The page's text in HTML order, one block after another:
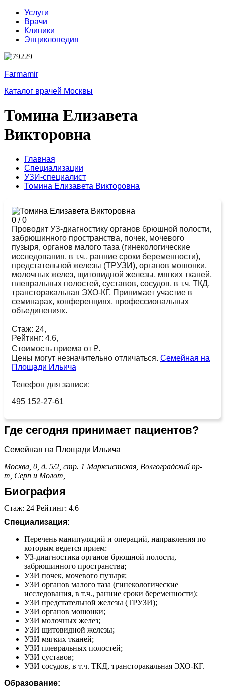
Услуги
Врачи
Клиники
Энциклопедия
Farmamir
Каталог врачей Москвы
Томина Елизавета
Викторовна
Главная
Специализации
УЗИ-специалист
Томина Елизавета Викторовна
0 /0
Проводит УЗ-диагностику органов брюшной полости,
забрюшинного пространства, почек, мочевого
пузыря, органов малого таза (гинекологические
исследования, в т.ч., ранние сроки беременности),
предстательной железы (ТРУЗИ), органов мошонки,
молочных желез, щитовидной железы, мягких тканей,
плевральных полостей, суставов, сосудов, в т.ч. ТКД,
трансторакальная ЭХО-КГ. Принимает участие в
семинарах, конференциях, профессиональных
объединениях.
Стаж: 24,
Рейтинг: 4.6,
Стоимость приема от ₽.
Цены могут незначительно отличаться. Семейная на
Площади Ильича
Телефон для записи:
495 152-27-61
Где сегодня принимает пациентов?
Семейная на Площади Ильича
Москва, 0, д. 5/2, стр. 1 Марксистская, Волгоградский пр-
т, Серп и Молот,
Биография
Стаж: 24 Рейтинг: 4.6
Специализация:
Перечень манипуляций и операций, направления по
которым ведется прием:
УЗ-диагностика органов брюшной полости,
забрюшинного пространства;
УЗИ почек, мочевого пузыря;
УЗИ органов малого таза (гинекологические
исследования, в т.ч., ранние сроки беременности);
УЗИ предстательной железы (ТРУЗИ);
УЗИ органов мошонки;
УЗИ молочных желез;
УЗИ щитовидной железы;
УЗИ мягких тканей;
УЗИ плевральных полостей;
УЗИ суставов;
УЗИ сосудов, в т.ч. ТКД, трансторакальная ЭХО-КГ.
Образование: